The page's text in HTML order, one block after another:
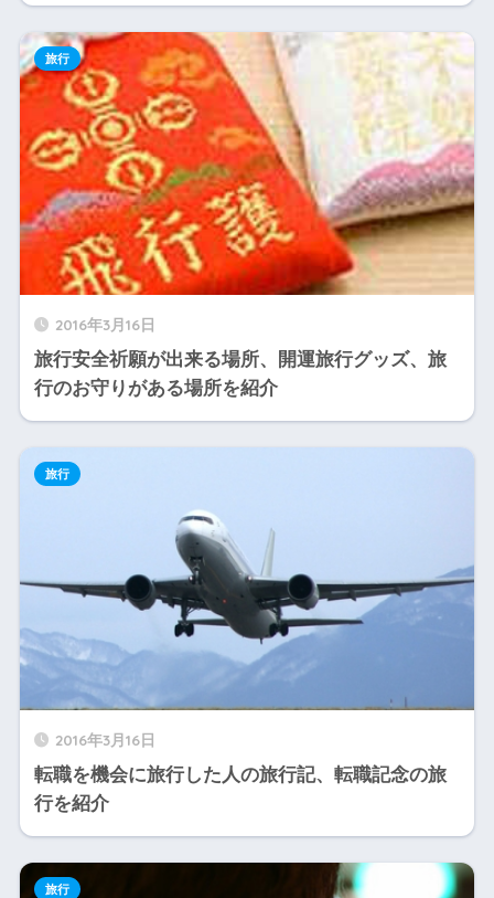
2016年3月16日
旅行安全祈願が出来る場所、開運旅行グッズ、旅
行のお守りがある場所を紹介
旅行
2016年3月16日
転職を機会に旅行した人の旅行記、転職記念の旅
行を紹介
旅行
旅行